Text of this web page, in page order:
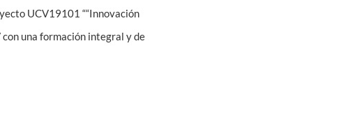
UCV19101 ““Innovación
una formación integral y de